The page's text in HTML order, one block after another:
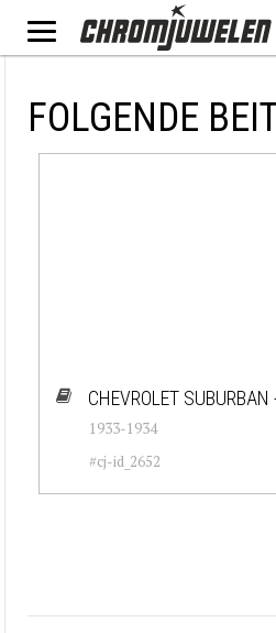
FOLGENDE
CHEVROLET
1933-1934
#cj-id_2652